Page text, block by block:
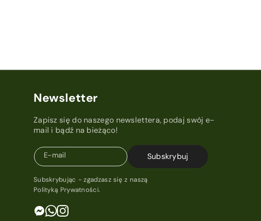
Newsletter
Zapisz się do naszego newslettera, podaj swój e-
mail i bądź na bieżąco!
E-mail Subskrybuj
Subskrybując - zgadzasz się z naszą
Polityką Prywatności.